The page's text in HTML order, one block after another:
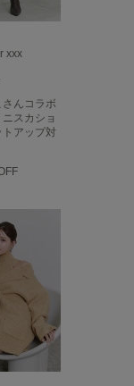
xxx
さんコラボ
スカショ
トアップ対